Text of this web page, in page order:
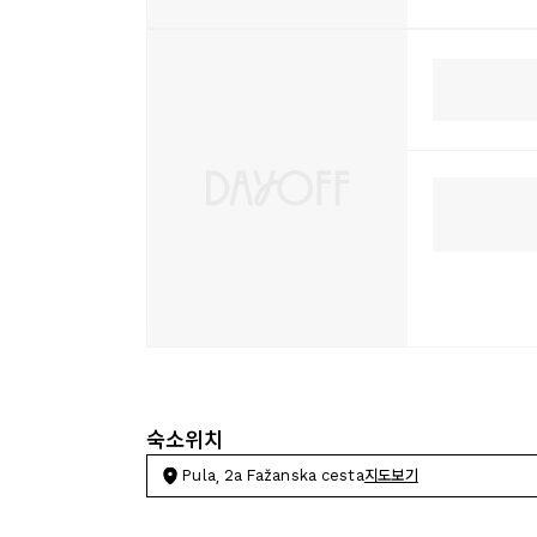
숙소위치
Pula, 2a Fažanska cesta지도보기